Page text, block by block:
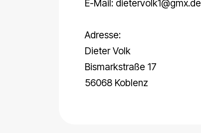
E-Mail: dietervolk1@gmx.de
Adresse:
Dieter Volk
Bismarkstraße 17
56068 Koblenz